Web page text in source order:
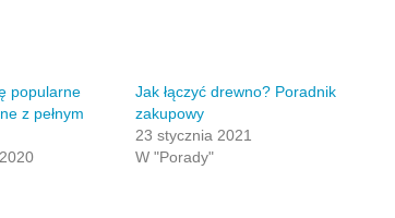
popularne
z pełnym
Jak łączyć drewno? Poradnik
zakupowy
23 stycznia 2021
W "Porady"